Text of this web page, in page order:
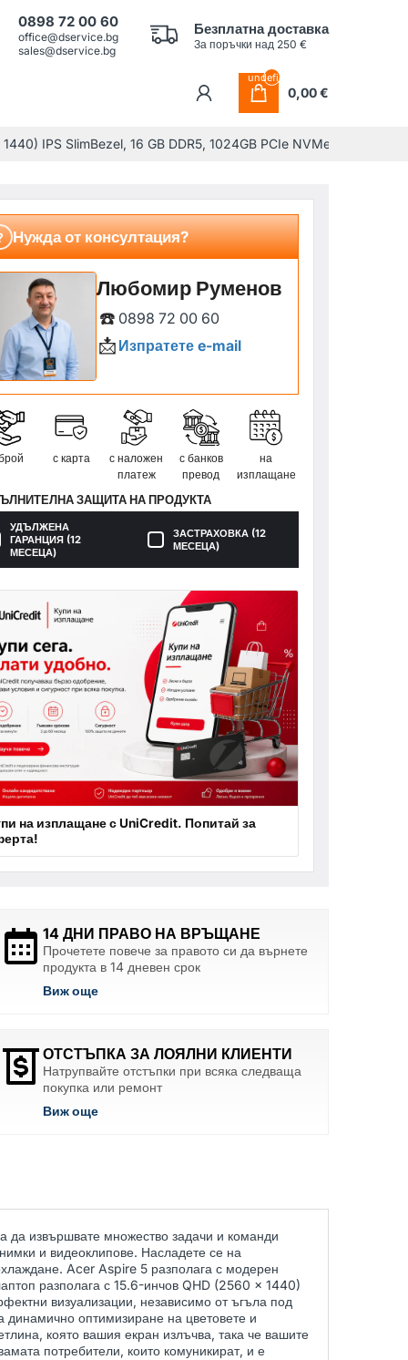
0898 72 00 60
office@dservice.bg
sales@dservice.bg
Безплатна доставка
За поръчки над 250 €
undefined
0,00 €
IPS SlimBezel, 16 GB DDR5, 1024GB PCIe NVMe SSD, Intel
Нужда от консултация?
Любомир Руменов
☎️ 0898 72 00 60
📩 Изпратете e-mail
с карта
с наложен
платеж
с банков
превод
на
изплащане
ЗАЩИТА НА ПРОДУКТА
УДЪЛЖЕНА
ГАРАНЦИЯ (12
МЕСЕЦА)
ЗАСТРАХОВКА (12
МЕСЕЦА)
на изплащане с UniCredit. Попитай за
14 ДНИ ПРАВО НА ВРЪЩАНЕ
Прочетете повече за правото си да върнете
продукта в 14 дневен срок
Виж още
ОТСТЪПКА ЗА ЛОЯЛНИ КЛИЕНТИ
Натрупвайте отстъпки при всяка следваща
покупка или ремонт
Виж още
извършвате множество задачи и команди
и видеоклипове. Насладете се на
Acer Aspire 5 разполага с модерен
разполага с 15.6-инчов QHD (2560 x 1440)
визуализации, независимо от ъгъла под
динамично оптимизиране на цветовете и
която вашия екран излъчва, така че вашите
потребители, които комуникират, и е